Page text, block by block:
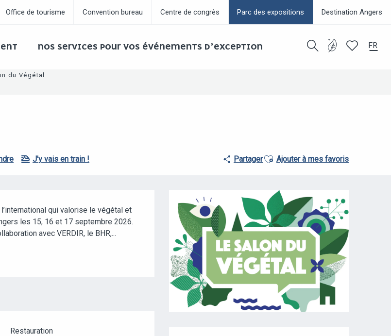
FR
Office de tourisme Convention bureau Centre de congrès Parc des expositions Destination Angers
NOS SERVICES POUR VOS ÉVÉNEMENTS D’EXCEPTION
du Végétal
J'y vais en train ! PartagerAjouter aux favoris
Ajouter à mes favoris
qui valorise le végétal et
les 15, 16 et 17 septembre 2026.
avec VERDIR, le BHR,...
Restauration